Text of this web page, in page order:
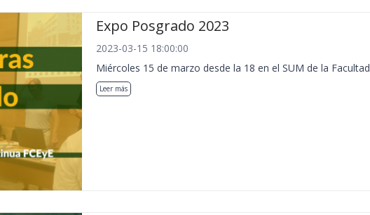
Expo Posgrado 2023
2023-03-15 18:00:00
Miércoles 15 de marzo desde la 18 en el SUM de la Facultad
Leer más